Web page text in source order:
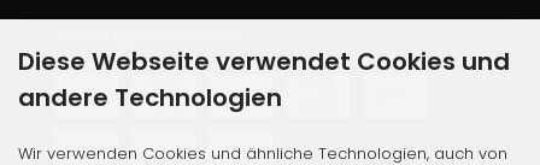
Diese Webseite verwendet Cookies und
andere Technologien
Wir verwenden Cookies und ähnliche Technologien, auch von